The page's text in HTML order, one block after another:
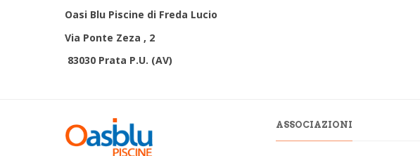
Oasi Blu Piscine di Freda Lucio
Via Ponte Zeza , 2
83030 Prata P.U. (AV)
ASSOCIAZIONI